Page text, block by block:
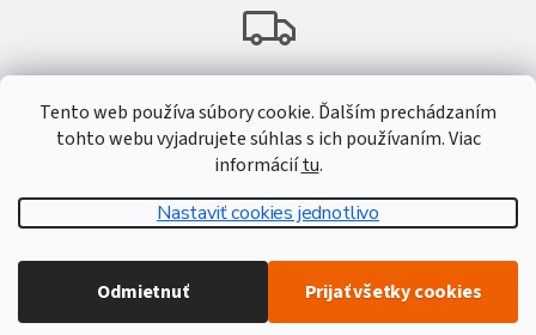
Tento web používa súbory cookie. Ďalším prechádzaním
tohto webu vyjadrujete súhlas s ich používaním. Viac
informáciítu.
Nastaviť cookies jednotlivo
Odmietnuť Prijať všetky cookies
Vytvoril Shoptet
Copyright 2026Atreon - Hutnícky materiál. Všetky práva vyhradené.